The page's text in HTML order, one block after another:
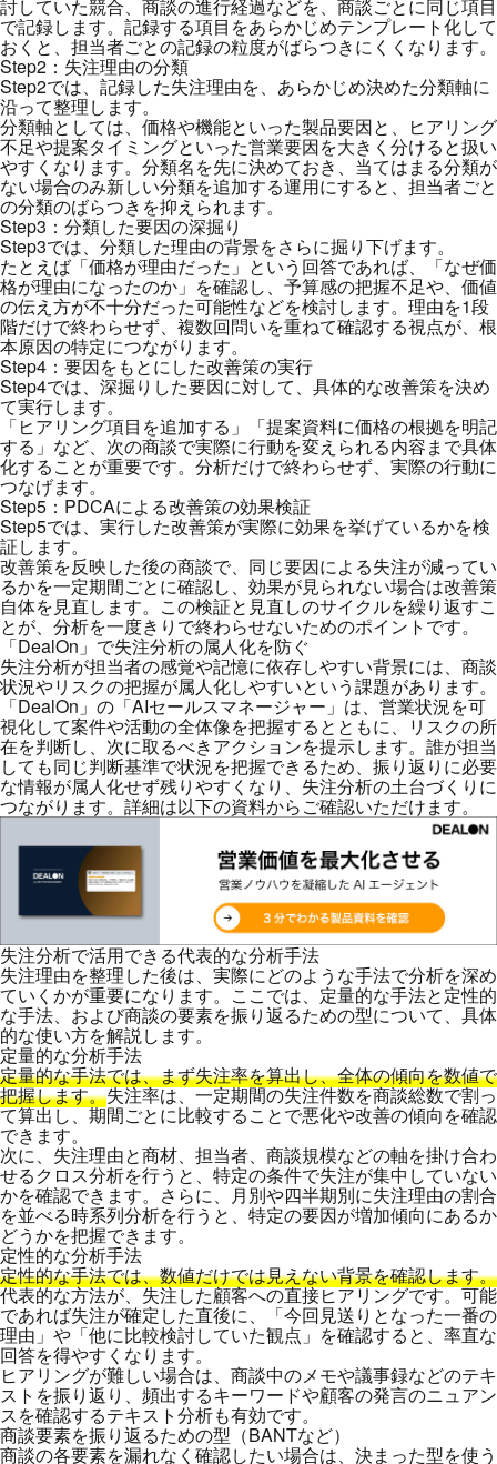
討していた競合、商談の進行経過などを、商談ごとに同じ項目
で記録します。記録する項目をあらかじめテンプレート化して
おくと、担当者ごとの記録の粒度がばらつきにくくなります。
Step2：失注理由の分類
Step2では、記録した失注理由を、あらかじめ決めた分類軸に
沿って整理します。
分類軸としては、価格や機能といった製品要因と、ヒアリング
不足や提案タイミングといった営業要因を大きく分けると扱い
やすくなります。分類名を先に決めておき、当てはまる分類が
ない場合のみ新しい分類を追加する運用にすると、担当者ごと
の分類のばらつきを抑えられます。
Step3：分類した要因の深掘り
Step3では、分類した理由の背景をさらに掘り下げます。
たとえば「価格が理由だった」という回答であれば、「なぜ価
格が理由になったのか」を確認し、予算感の把握不足や、価値
の伝え方が不十分だった可能性などを検討します。理由を1段
階だけで終わらせず、複数回問いを重ねて確認する視点が、根
本原因の特定につながります。
Step4：要因をもとにした改善策の実行
Step4では、深掘りした要因に対して、具体的な改善策を決め
て実行します。
「ヒアリング項目を追加する」「提案資料に価格の根拠を明記
する」など、次の商談で実際に行動を変えられる内容まで具体
化することが重要です。分析だけで終わらせず、実際の行動に
つなげます。
Step5：PDCAによる改善策の効果検証
Step5では、実行した改善策が実際に効果を挙げているかを検
証します。
改善策を反映した後の商談で、同じ要因による失注が減ってい
るかを一定期間ごとに確認し、効果が見られない場合は改善策
自体を見直します。この検証と見直しのサイクルを繰り返すこ
とが、分析を一度きりで終わらせないためのポイントです。
「DealOn」で失注分析の属人化を防ぐ
失注分析が担当者の感覚や記憶に依存しやすい背景には、商談
状況やリスクの把握が属人化しやすいという課題があります。
「DealOn」の「AIセールスマネージャー」は、営業状況を可
視化して案件や活動の全体像を把握するとともに、リスクの所
在を判断し、次に取るべきアクションを提示します。誰が担当
しても同じ判断基準で状況を把握できるため、振り返りに必要
な情報が属人化せず残りやすくなり、失注分析の土台づくりに
つながります。詳細は以下の資料からご確認いただけます。
失注分析で活用できる代表的な分析手法
失注理由を整理した後は、実際にどのような手法で分析を深め
ていくかが重要になります。ここでは、定量的な手法と定性的
な手法、および商談の要素を振り返るための型について、具体
的な使い方を解説します。
定量的な分析手法
定量的な手法では、まず失注率を算出し、全体の傾向を数値で
把握します。失注率は、一定期間の失注件数を商談総数で割っ
て算出し、期間ごとに比較することで悪化や改善の傾向を確認
できます。
次に、失注理由と商材、担当者、商談規模などの軸を掛け合わ
せるクロス分析を行うと、特定の条件で失注が集中していない
かを確認できます。さらに、月別や四半期別に失注理由の割合
を並べる時系列分析を行うと、特定の要因が増加傾向にあるか
どうかを把握できます。
定性的な分析手法
定性的な手法では、数値だけでは見えない背景を確認します。
代表的な方法が、失注した顧客への直接ヒアリングです。可能
であれば失注が確定した直後に、「今回見送りとなった一番の
理由」や「他に比較検討していた観点」を確認すると、率直な
回答を得やすくなります。
ヒアリングが難しい場合は、商談中のメモや議事録などのテキ
ストを振り返り、頻出するキーワードや顧客の発言のニュアン
スを確認するテキスト分析も有効です。
商談要素を振り返るための型（BANTなど）
商談の各要素を漏れなく確認したい場合は、決まった型を使う